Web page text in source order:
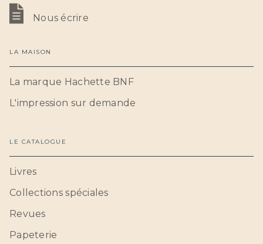
Nous écrire
LA MAISON
La marque Hachette BNF
L'impression sur demande
LE CATALOGUE
Livres
Collections spéciales
Revues
Papeterie